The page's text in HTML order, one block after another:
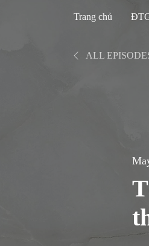
Trang chủ
ALL